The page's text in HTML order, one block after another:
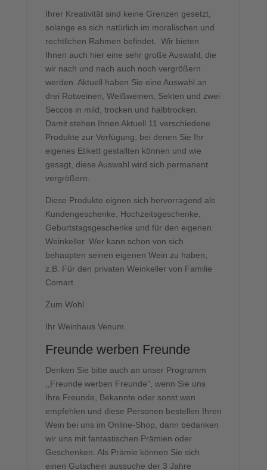
Ihrer Kreativität sind keine Grenzen gesetzt,
solange es sich natürlich im moralischen und
rechtlichen Rahmen befindet. Wir bieten
Ihnen auch hier eine sehr große Auswahl, die
wir nach und nach auch noch vergrößern
werden. Aktuell haben Sie eine Auswahl an
drei Rotweinen, Weißweinen, Sekten und zwei
Seccos in mild, trocken und halbtrocken.
Damit stehen Ihnen Aktuell 11 verschiedene
Produkte zur Verfügung, bei denen Sie Ihr
eigenes Etikett gestallten können und wie
gesagt, diese Auswahl wird sich permanent
vergrößern.
Diese Produkte eignen sich hervorragend als
Kundengeschenke, Hochzeitsgeschenke,
Geburtstagsgeschenke und für den eigenen
Weinkeller. Wer kann schon von sich
behaupten seinen eigenen Wein zu haben,
z.B. Für den privaten Weinkeller von Familie
Comart.
Zum Wohl
Ihr Weinhaus Venum
Freunde werben Freunde
Denken Sie bitte auch an unser Programm
,,Freunde werben Freunde", wenn Sie uns
Ihre Freunde, Bekannte oder sonst wen
empfehlen und diese Personen bestellen Ihren
Wein bei uns im Online-Shop, dann bedanken
wir uns mit fantastischen Prämien oder
Geschenken. Als Prämie können Sie sich
einen Gutschein aussuche der 3 Jahre